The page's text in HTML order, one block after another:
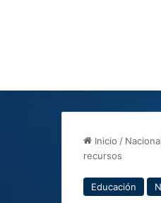
Inicio /
recursos
Educación